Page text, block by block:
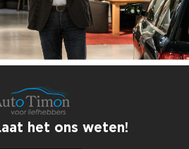
het ons weten!